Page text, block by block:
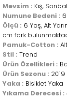
Mevsim : Kış,
Numune Bedeni :
Ölçü : 6 Yaş, Alt
cm fark
Pamuk-Cotton :
Stil : Trend
Ürün Özellikleri :
Ürün Sezonu :
Yaka : Bisiklet Yaka
Yıkama Derecesi :